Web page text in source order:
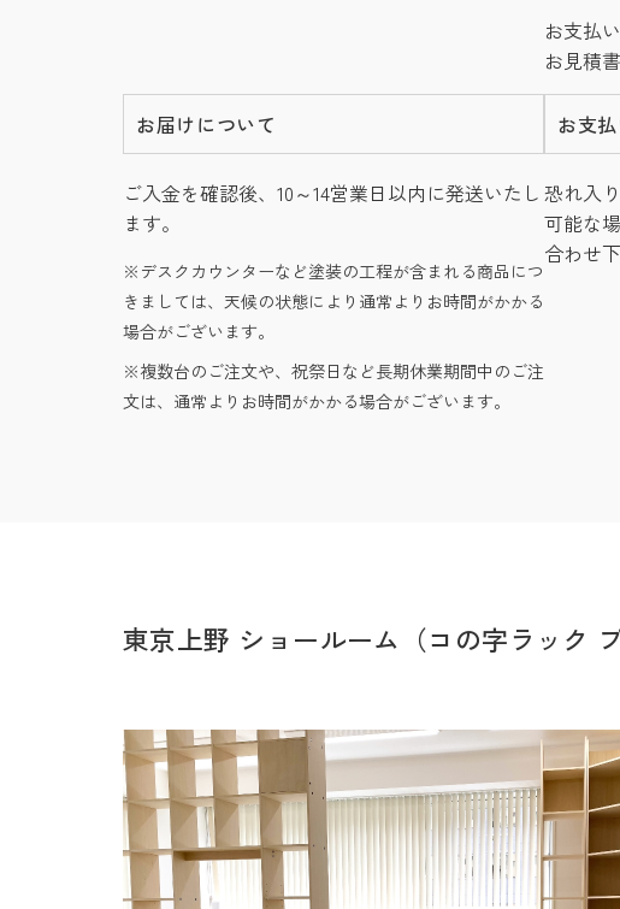
お支払
お見積
お届けについて
ご入金を確認後、10～14営業日以内に発送いたし
ます。
デスクカウンターなど塗装の工程が含まれる商品につ
きましては、天候の状態により通常よりお時間がかかる
場合がございます。
複数台のご注文や、祝祭日など長期休業期間中のご注
文は、通常よりお時間がかかる場合がございます。
お支
恐れ入
可能な
合わせ
東京上野 ショールーム（コの字ラック